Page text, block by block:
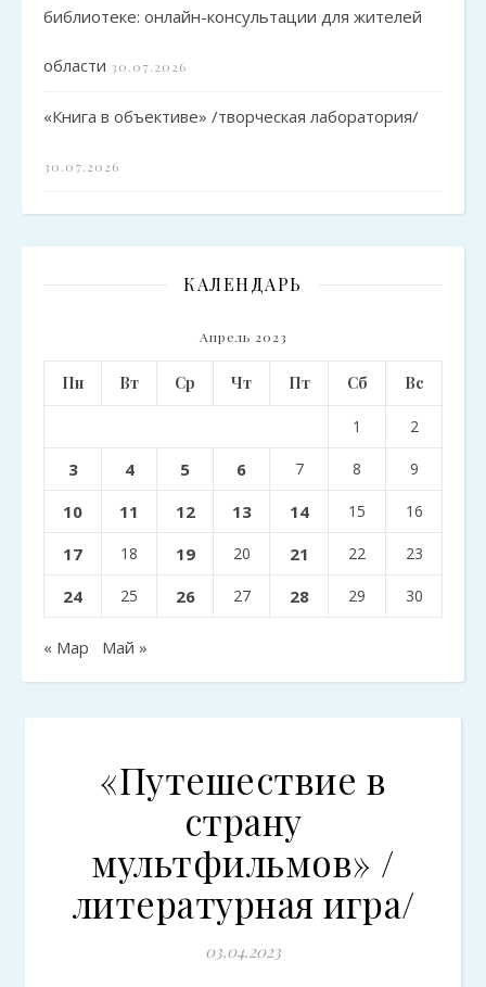
библиотеке: онлайн-консультации для жителей
области 30.07.2026
«Книга в объективе» /творческая лаборатория/
30.07.2026
КАЛЕНДАРЬ
Апрель 2023
Пн Вт Ср Чт Пт Сб Вс
1 2
3 4 5 6 7 8 9
10 11 12 13 14 15 16
17 18 19 20 21 22 23
24 25 26 27 28 29 30
« Мар Май »
«Путешествие в
страну
мультфильмов» /
литературная игра/
03.04.2023